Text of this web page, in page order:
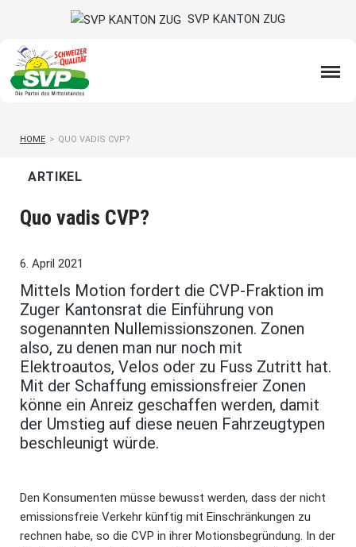
SVP KANTON ZUG
HOME > QUO VADIS CVP?
ARTIKEL
Quo vadis CVP?
6. April 2021
Mittels Motion fordert die CVP-Fraktion im
Zuger Kantonsrat die Einführung von
sogenannten Nullemissionszonen. Zonen
also, zu denen man nur noch mit
Elektroautos, Velos oder zu Fuss Zutritt hat.
Mit der Schaffung emissionsfreier Zonen
könne ein Anreiz geschaffen werden, damit
der Umstieg auf diese neuen Fahrzeugtypen
beschleunigt würde.
Den Konsumenten müsse bewusst werden, dass der nicht
emissionsfreie Verkehr künftig mit Einschränkungen zu
rechnen habe, so die CVP in ihrer Motionsbegründung. In der